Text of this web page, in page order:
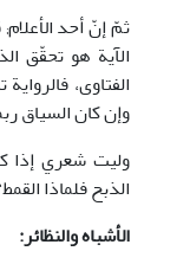
ثمّ إنّ أحد
الآية هو تحقّق
الفتاوى،
وإن كان السياق
وليت شعري إذا
الذبح فلماذا
الأشباه والنظائر: